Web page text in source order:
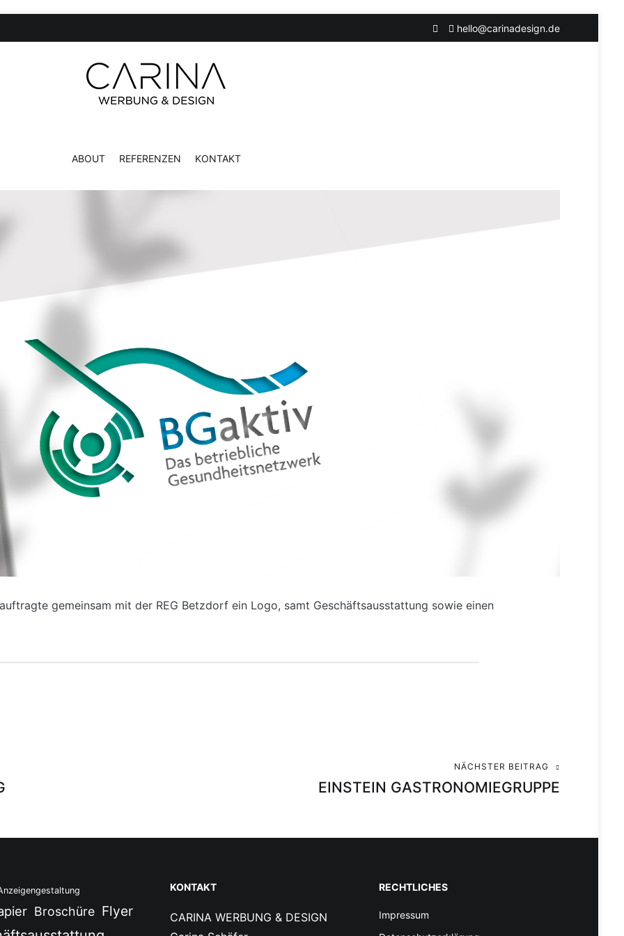
hello@carinadesign.de
ABOUT REFERENZEN KONTAKT
gemeinsam mit der REG Betzdorf ein Logo, samt Geschäftsausstattung sowie einen
NÄCHSTER BEITRAG
EINSTEIN GASTRONOMIEGRUPPE
Broschüre Flyer
KONTAKT
CARINA WERBUNG & DESIGN
RECHTLICHES
Impressum